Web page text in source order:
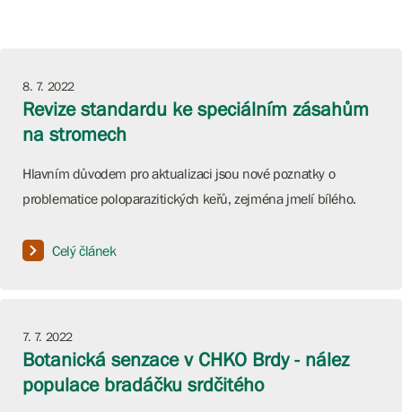
8. 7. 2022
Revize standardu ke speciálním zásahům
na stromech
Hlavním důvodem pro aktualizaci jsou nové poznatky o
problematice poloparazitických keřů, zejména jmelí bílého.
Celý článek
7. 7. 2022
Botanická senzace v CHKO Brdy - nález
populace bradáčku srdčitého